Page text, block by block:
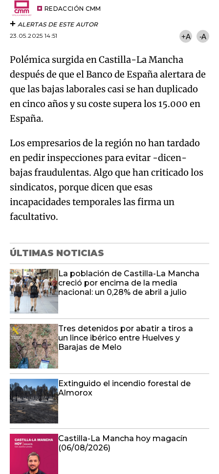
REDACCIÓN CMM
ALERTAS DE ESTE AUTOR
23.05.2025 14:51
+A -A
Polémica surgida en Castilla-La Mancha
después de que el Banco de España alertara de
que las bajas laborales casi se han duplicado
en cinco años y su coste supera los 15.000 en
España.
Los empresarios de la región no han tardado
en pedir inspecciones para evitar -dicen-
bajas fraudulentas. Algo que han criticado los
sindicatos, porque dicen que esas
incapacidades temporales las firma un
facultativo.
ÚLTIMAS NOTICIAS
La población de Castilla-La Mancha
creció por encima de la media
nacional: un 0,28% de abril a julio
Tres detenidos por abatir a tiros a
un lince ibérico entre Huelves y
Barajas de Melo
Extinguido el incendio forestal de
Almorox
Castilla-La Mancha hoy magacín
(06/08/2026)